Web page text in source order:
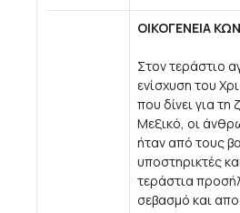
ΟΙΚΟΓΕΝΕΙΑ
Στον τεράστιο
ενίσχυση του
που δίνει για
Μεξικό, οι
ήταν από τους
υποστηρικτές
τεράστια
σεβασμό και